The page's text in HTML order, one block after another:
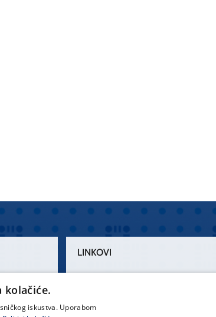
LINKOVI
kolačiće.
iskustva. Uporabom